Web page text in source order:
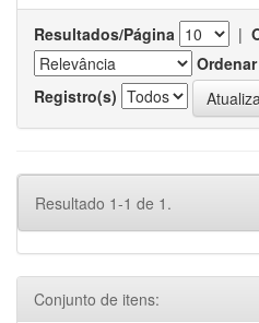
Resultados/Página |
Ordenar
Registro(s)
Resultado 1-1 de 1.
Conjunto de itens: